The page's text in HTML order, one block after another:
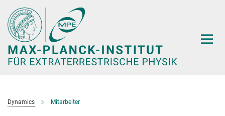
Hauptinhalt
Dynamics Mitarbeiter